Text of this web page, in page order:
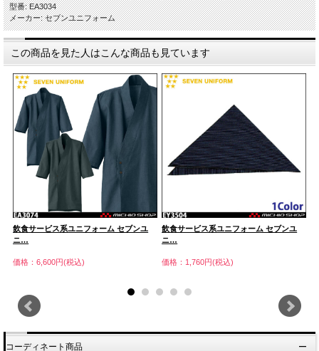
型番: EA3034
メーカー: セブンユニフォーム
この商品を見た人はこんな商品も見ています
飲食サービス系ユニフォーム セブンユ
ニ…
価格：6,600円(税込)
飲食サービス系ユニフォーム セブンユ
ニ…
価格：1,760円(税込)
コーディネート商品